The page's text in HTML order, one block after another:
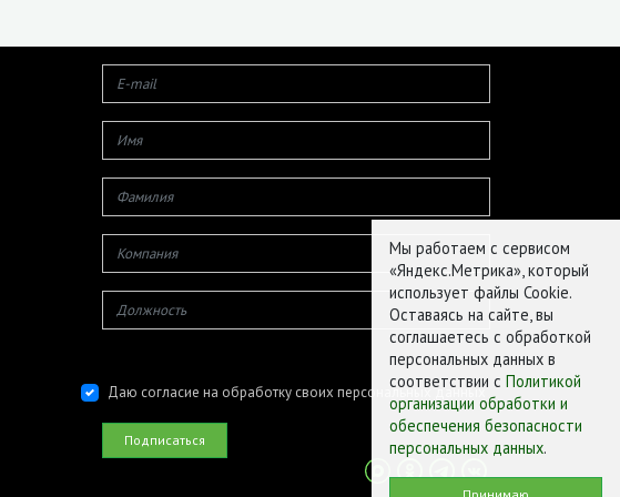
Даю согласие на обработку своих персональных данных
Мы работаем с сервисом
«Яндекс.Метрика», который
использует файлы Cookie.
Оставаясь на сайте, вы
соглашаетесь с обработкой
персональных данных в
соответствии с Политикой
организации обработки и
обеспечения безопасности
персональных данных.